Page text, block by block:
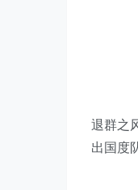
退群之
出国度